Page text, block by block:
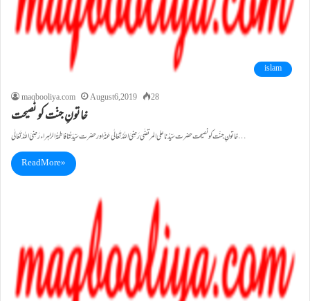
islam
maqbooliya.com
August 6, 2019 28
خاتونِ جنّت کو نصیحت
خاتونِ جنّت کو نصیحت حضرت سَیِّدُنا علی المرتضٰی رَضِیَ اللہُ تَعَالٰی عَنْہُ اور حضرت سَیِّدَتُنا فاطمۃُ الزّہراء رَضِیَ اللہُ تَعَالٰی…
Read More »